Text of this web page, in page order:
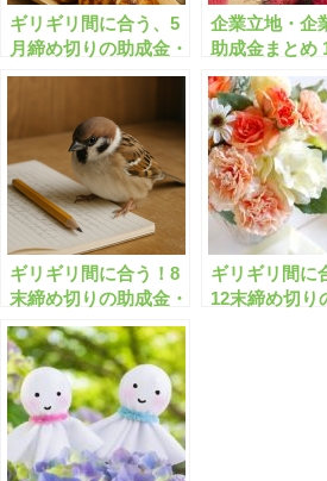
ギリギリ間に合う、5
月締め切りの助成金・
補助金、全165件はこ
定】
企業立地・企
助成金まとめ
【2月版】(申
ト受付中)【有
限定】
ギリギリ間に合う！8
末締め切りの助成金・
補助金「全531件」は
こちら！【有料会員限
定】
ギリギリ間に
12末締め切り